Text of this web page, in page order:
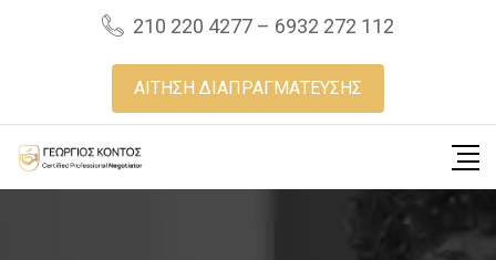
210 220 4277 – 6932 272 112
ΑΙΤΗΣΗ ΔΙΑΠΡΑΓΜΑΤΕΥΣΗΣ